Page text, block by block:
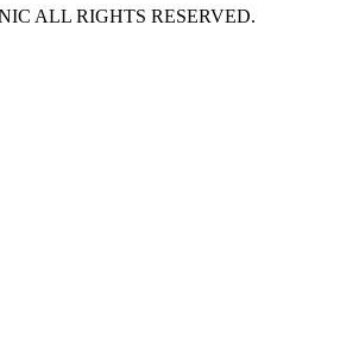
ALL RIGHTS RESERVED.